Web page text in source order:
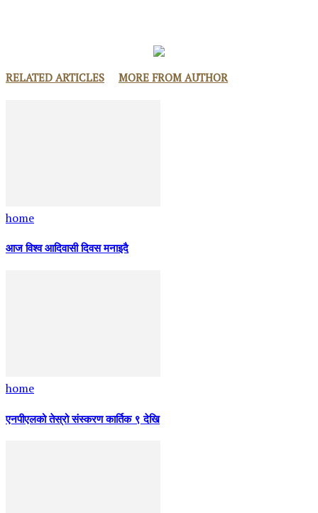
RELATED ARTICLES MORE FROM AUTHOR
home
आज विश्व आदिवासी दिवस मनाइदै
home
एनपीएलको तेस्रो संस्करण कार्तिक ९ देखि